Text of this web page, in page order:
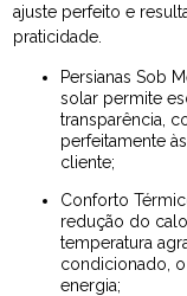
ajuste perfeito e
praticidade.
Persianas Sob Medida: a personalização da persiana tela
solar permite
transparência,
perfeitamente
cliente;
Conforto Térmico: a persiana tela solar contribui para a
redução do
temperatura
condicionado,
energia;